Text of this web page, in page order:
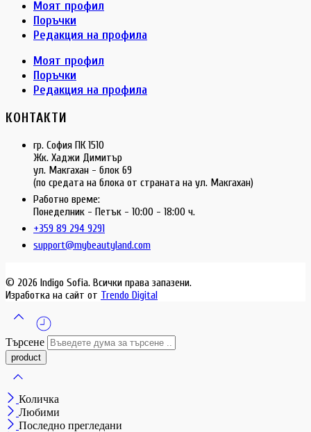
Моят профил
Поръчки
Редакция на профила
Моят профил
Поръчки
Редакция на профила
КОНТАКТИ
гр. София ПК 1510
Жк. Хаджи Димитър
ул. Макгахан - блок 69
(по средата на блока от страната на ул. Макгахан)
Работно време:
Понеделник - Петък - 10:00 - 18:00 ч.
+359 89 294 9291
support@mybeautyland.com
© 2026 Indigo Sofia. Всички права запазени.
Изработка на сайт от Trendo Digital
Търсене
Количка
Любими
Последно прегледани